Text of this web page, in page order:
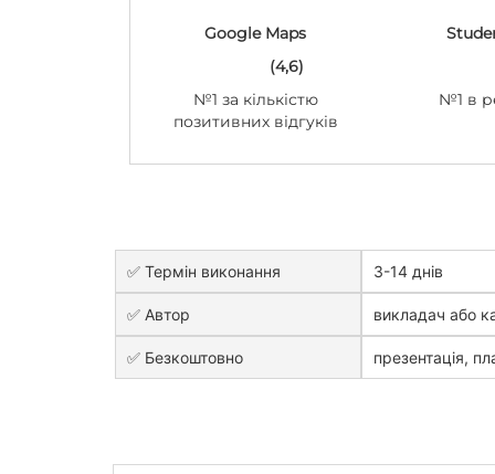
Google Maps
(4,6)
№1 за кількістю
позитивних відгуків
№1 в
✅ Термін виконання 3-14 днів
✅ Автор викладач або
✅ Безкоштовно презентація,